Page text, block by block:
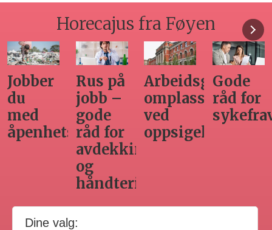
Horecajus fra Føyen
Arbeidsgivers
omplasseringsplikt
ved
oppsigelse
Gode
råd for
sykefraværsoppfølging
Seminar
om
varsling
Hvilken
adgang
har
Dine valg: